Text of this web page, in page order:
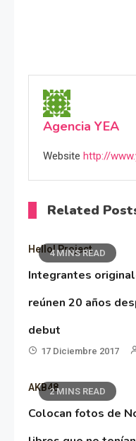
Agencia YEA
Website http://
Related
4 MINS READ
Hello! Project
Integrantes
reúnen 20 años
debut
17 Diciembre 2017
2 MINS READ
AKB48
Colocan fotos de